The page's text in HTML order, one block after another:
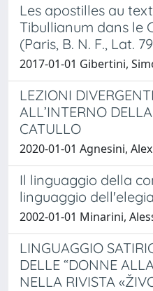
Les apostilles au
Tibullianum dans le
(Paris, B. N. F., Lat.
2017-01-01 Gibertini,
LEZIONI
ALL’INTERNO
CATULLO
2020-01-01 Agnesini, Alex
Il linguaggio della
linguaggio
2002-01-01 Minarini,
LINGUAGGIO
DELLE “DONNE
NELLA RIVISTA